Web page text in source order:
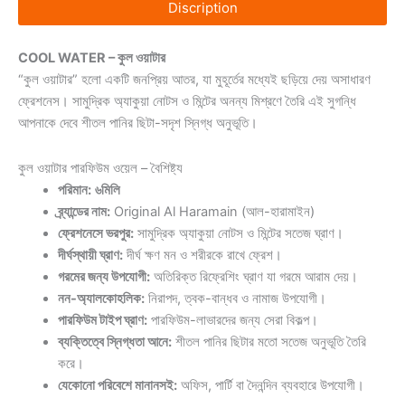
Discription
COOL WATER – কুল ওয়াটার
“কুল ওয়াটার” হলো একটি জনপ্রিয় আতর, যা মুহূর্তের মধ্যেই ছড়িয়ে দেয় অসাধারণ
ফ্রেশনেস। সামুদ্রিক অ্যাকুয়া নোটস ও মিন্টের অনন্য মিশ্রণে তৈরি এই সুগন্ধি
আপনাকে দেবে শীতল পানির ছিটা-সদৃশ স্নিগ্ধ অনুভূতি।
কুল ওয়াটার পারফিউম ওয়েল – বৈশিষ্ট্য
পরিমান: ৬মিলি
ব্র্যান্ডের নাম:Original Al Haramain (আল-হারামাইন)
ফ্রেশনেসে ভরপুর:সামুদ্রিক অ্যাকুয়া নোটস ও মিন্টের সতেজ ঘ্রাণ।
দীর্ঘস্থায়ী ঘ্রাণ:দীর্ঘ ক্ষণ মন ও শরীরকে রাখে ফ্রেশ।
গরমের জন্য উপযোগী:অতিরিক্ত রিফ্রেশিং ঘ্রাণ যা গরমে আরাম দেয়।
নন-অ্যালকোহলিক:নিরাপদ, ত্বক-বান্ধব ও নামাজ উপযোগী।
পারফিউম টাইপ ঘ্রাণ:পারফিউম-লাভারদের জন্য সেরা বিকল্প।
ব্যক্তিত্বে স্নিগ্ধতা আনে:শীতল পানির ছিটার মতো সতেজ অনুভূতি তৈরি
করে।
যেকোনো পরিবেশে মানানসই:অফিস, পার্টি বা দৈনন্দিন ব্যবহারে উপযোগী।